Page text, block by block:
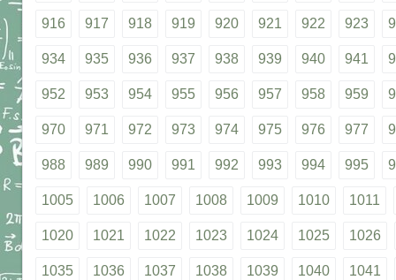
916 917 918 919 920 921 922 923
934 935 936 937 938 939 940 941
952 953 954 955 956 957 958 959
970 971 972 973 974 975 976 977
988 989 990 991 992 993 994 995
1005 1006 1007 1008 1009 1010 1011
1020 1021 1022 1023 1024 1025 1026
1035 1036 1037 1038 1039 1040 1041